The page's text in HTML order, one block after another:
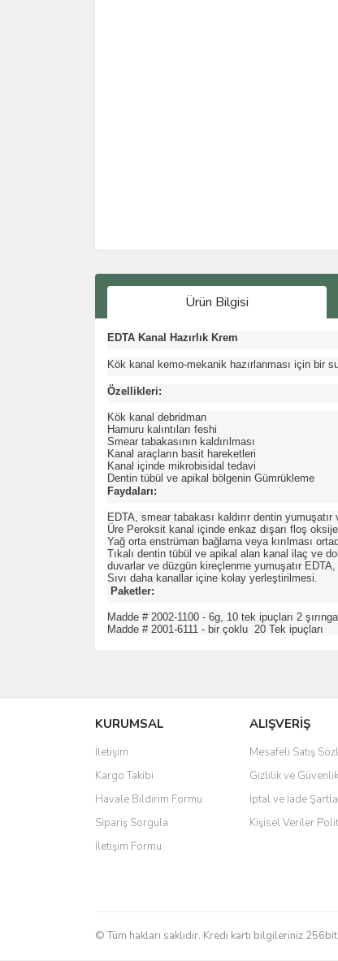
Ürün Bilgisi
EDTA Kanal Hazırlık Krem
Kök kanal kemo-mekanik hazırlanması için bir
Özellikleri:
Kök kanal debridman
Hamuru kalıntıları feshi
Smear tabakasının kaldırılması
Kanal araçların basit hareketleri
Kanal içinde mikrobisidal tedavi
Dentin tübül ve apikal bölgenin Gümrükleme
Faydaları:
EDTA, smear tabakası kaldırır dentin yumuşatır
Üre Peroksit kanal içinde enkaz dışarı floş
Yağ orta enstrüman bağlama veya kırılması
Tıkalı dentin tübül ve apikal alan kanal ilaç ve
duvarlar ve düzgün kireçlenme yumuşatır
Sıvı daha kanallar içine kolay yerleştirilmesi.
Paketler:
Madde # 2002-1100 - 6g, 10 tek ipuçları 2
Madde # 2001-6111 - bir çoklu 20 Tek ipuçları
Ürün resmi kalitesiz, bozuk veya
Ürün açıklamasında eksik bilgiler
Ürün bilgilerinde hatalar bulunuyor.
Ürün fiyatı diğer sitelerden daha pahalı.
Bu ürüne benzer farklı alternatifler olmalı.
KURUMSAL
İletişim
Kargo Takibi
Havale Bildirim Formu
Sipariş Sorgula
İletişim Formu
ALIŞVERİŞ
Mesafeli Satış
Gizlilik ve Güvenlik
İptal ve İade
Kişisel Veriler
© Tüm hakları saklıdır. Kredi kartı bilgileriniz